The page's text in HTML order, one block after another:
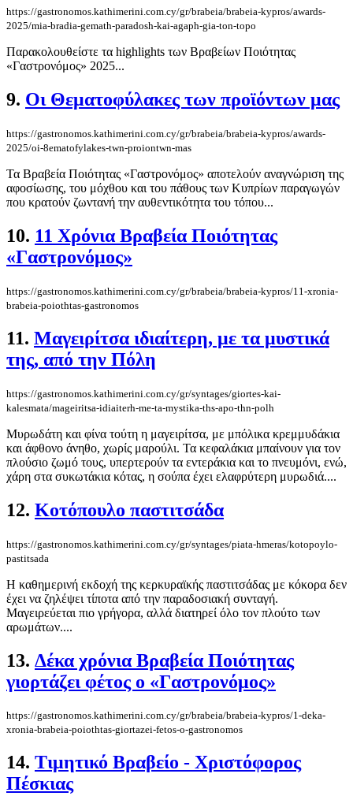
https://gastronomos.kathimerini.com.cy/gr/brabeia/brabeia-kypros/awards-
2025/mia-bradia-gemath-paradosh-kai-agaph-gia-ton-topo
Παρακολουθείστε τα highlights των Βραβείων Ποιότητας
«Γαστρονόμος» 2025...
9. Οι Θεματοφύλακες των προϊόντων μας
https://gastronomos.kathimerini.com.cy/gr/brabeia/brabeia-kypros/awards-
2025/oi-8ematofylakes-twn-proiontwn-mas
Τα Βραβεία Ποιότητας «Γαστρονόμος» αποτελούν αναγνώριση της
αφοσίωσης, του μόχθου και του πάθους των Κυπρίων παραγωγών
που κρατούν ζωντανή την αυθεντικότητα του τόπου...
10. 11 Χρόνια Βραβεία Ποιότητας
«Γαστρονόμος»
https://gastronomos.kathimerini.com.cy/gr/brabeia/brabeia-kypros/11-xronia-
brabeia-poiothtas-gastronomos
11. Μαγειρίτσα ιδιαίτερη, με τα μυστικά
της, από την Πόλη
https://gastronomos.kathimerini.com.cy/gr/syntages/giortes-kai-
kalesmata/mageiritsa-idiaiterh-me-ta-mystika-ths-apo-thn-polh
Μυρωδάτη και φίνα τούτη η μαγειρίτσα, με μπόλικα κρεμμυδάκια
και άφθονο άνηθο, χωρίς μαρούλι. Τα κεφαλάκια μπαίνουν για τον
πλούσιο ζωμό τους, υπερτερούν τα εντεράκια και το πνευμόνι, ενώ,
χάρη στα συκωτάκια κότας, η σούπα έχει ελαφρύτερη μυρωδιά....
12. Κοτόπουλο παστιτσάδα
https://gastronomos.kathimerini.com.cy/gr/syntages/piata-hmeras/kotopoylo-
pastitsada
Η καθημερινή εκδοχή της κερκυραϊκής παστιτσάδας με κόκορα δεν
έχει να ζηλέψει τίποτα από την παραδοσιακή συνταγή.
Μαγειρεύεται πιο γρήγορα, αλλά διατηρεί όλο τον πλούτο των
αρωμάτων....
13. Δέκα χρόνια Βραβεία Ποιότητας
γιορτάζει φέτος ο «Γαστρονόμος»
https://gastronomos.kathimerini.com.cy/gr/brabeia/brabeia-kypros/1-deka-
xronia-brabeia-poiothtas-giortazei-fetos-o-gastronomos
14. Τιμητικό Βραβείο - Χριστόφορος
Πέσκιας